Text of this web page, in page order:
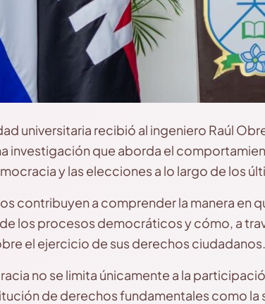
universitaria recibió al ingeniero Raúl
investigación que aborda el
y las elecciones a lo largo de los
contribuyen a comprender la manera en
los procesos democráticos y cómo, a
el ejercicio de sus derechos ciudadanos.
no se limita únicamente a la
de derechos fundamentales como la